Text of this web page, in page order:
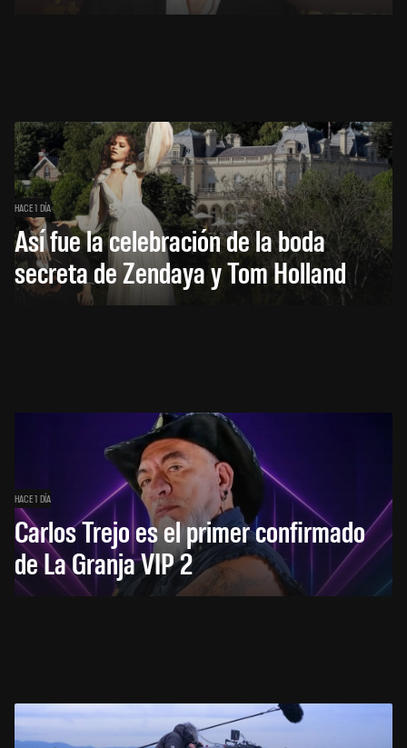
HACE 1 DÍA
Así fue la celebración de la boda
secreta de Zendaya y Tom Holland
HACE 1 DÍA
Carlos Trejo es el primer confirmado
de La Granja VIP 2